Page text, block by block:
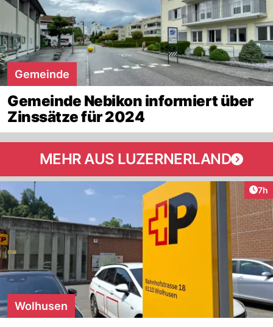
Gemeinde
Gemeinde Nebikon informiert über
Zinssätze für 2024
MEHR AUS LUZERNERLAND
7h
Wolhusen